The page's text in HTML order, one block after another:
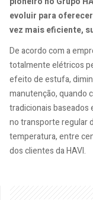
evoluir para
vez mais eficiente,
De acordo com a
totalmente elétricos
efeito de estufa,
manutenção, quando
tradicionais baseados
no transporte regular
temperatura, entre
dos clientes da HAVI.